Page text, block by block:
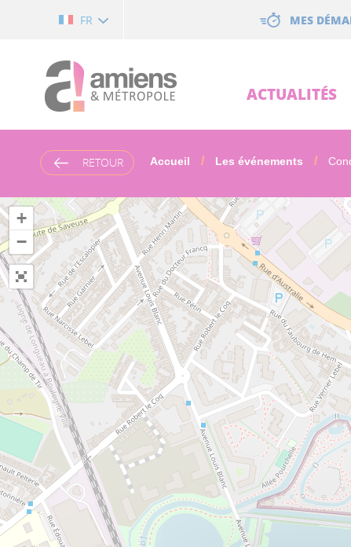
FR MES
ACTUALITÉS
RETOUR Accueil Les événements
+
−